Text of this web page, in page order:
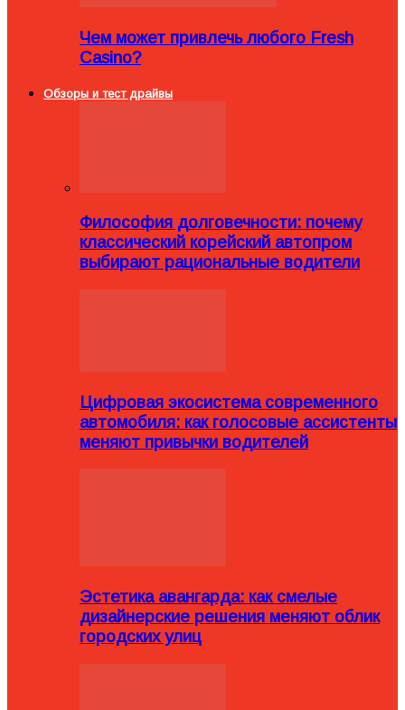
Чем может привлечь любого Fresh
Casino?
Обзоры и тест драйвы
Философия долговечности: почему
классический корейский автопром
выбирают рациональные водители
Цифровая экосистема современного
автомобиля: как голосовые ассистенты
меняют привычки водителей
Эстетика авангарда: как смелые
дизайнерские решения меняют облик
городских улиц